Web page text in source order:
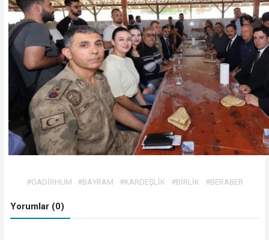
#GADİRHUM #BAYRAM #KARDEŞLİK #BİRLİK #BERABER
Yorumlar (0)